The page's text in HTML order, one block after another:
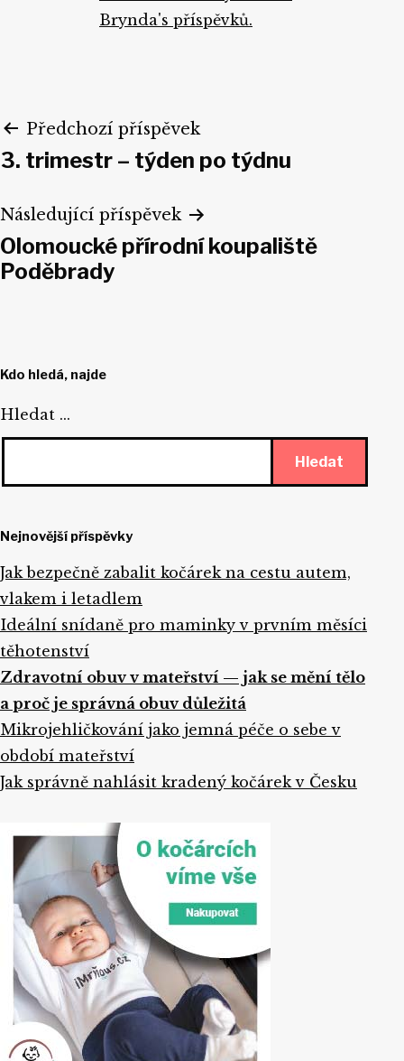
Brynda's příspěvků.
Navigace
pro
příspěvek
Předchozí příspěvek
3. trimestr – týden po týdnu
Následující příspěvek
Olomoucké přírodní koupaliště
Poděbrady
Kdo hledá, najde
Hledat …
Nejnovější příspěvky
Jak bezpečně zabalit kočárek na cestu autem,
vlakem i letadlem
Ideální snídaně pro maminky v prvním měsíci
těhotenství
Zdravotní obuv v mateřství — jak se mění tělo
a proč je správná obuv důležitá
Mikrojehličkování jako jemná péče o sebe v
období mateřství
Jak správně nahlásit kradený kočárek v Česku